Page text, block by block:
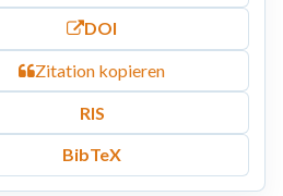
DOI
Zitation kopieren
RIS
BibTeX